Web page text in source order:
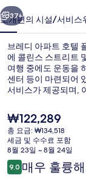
텔
플
린
더
스
스
트
리
트
37+
소개편의 시설/서비스
브레디 아파트 호텔
에 콜린스 스트리트
여행 중에도 운동을
센터 등이 마련되어
서비스가 제공되며,
평점을 주셨습니다.
현
재
가
격
은
₩122,289
₩122,289
총 요금: ₩134,518
세금 및 수수료 포함
8월 23일 ~ 8월 24일
이
용
9.010점 만점 중 9.0점.
매우 훌륭